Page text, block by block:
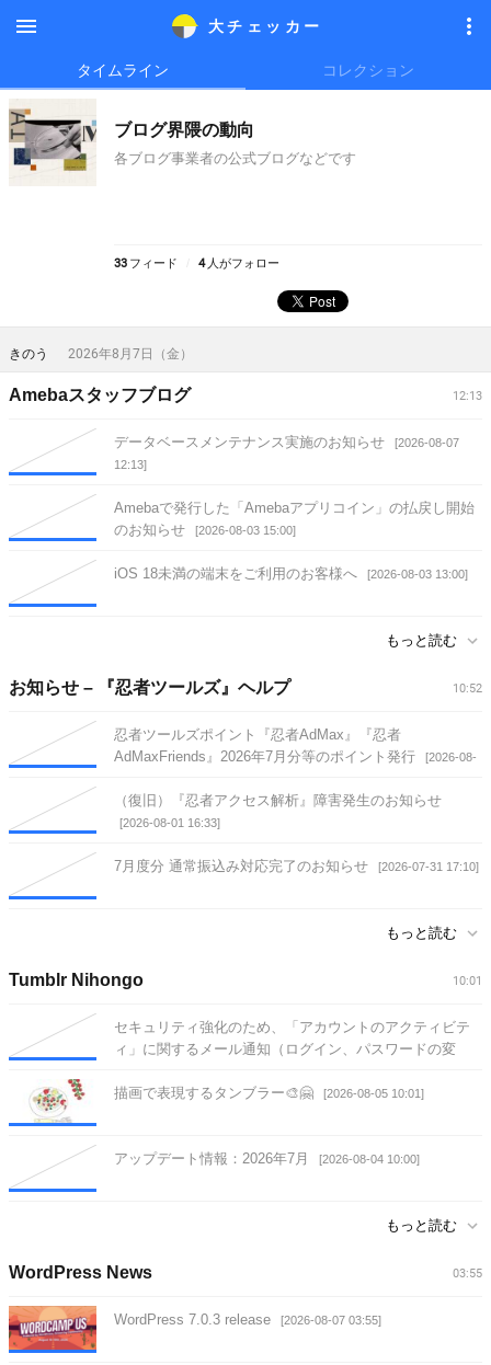
大チェッカ ー
ブログ界隈の動向
各ブログ事業者の公式ブログなどです
33 フィード 4 人がフォロー
タイムライン コレクション
きのう 2026年8月7日（金）
12:13
Amebaスタッフブログ
データベースメンテナンス実施のお知らせ
[2026-08-07
12:13]
Amebaで発行した「Amebaアプリコイン」の払戻し開始
のお知らせ
[2026-08-03 15:00]
iOS 18未満の端末をご利用のお客様へ [2026-08-03 13:00]
もっと読む
10:52
お知らせ – 『忍者ツールズ』ヘルプ
忍者ツールズポイント『忍者AdMax』『忍者
AdMaxFriends』2026年7月分等のポイント発行
[2026-08-
（復旧）『忍者アクセス解析』障害発生のお知らせ
[2026-08-01 16:33]
7月度分 通常振込み対応完了のお知らせ [2026-07-31 17:10]
もっと読む
10:01
Tumblr Nihongo
セキュリティ強化のため、「アカウントのアクティビテ
ィ」に関するメール通知（ログイン、パスワードの変
た。これにより、アカウントの重要な変更について常に
描画で表現するタンブラー🎨🤗 [2026-08-05 10:01]
アップデート情報：2026年7月 [2026-08-04 10:00]
もっと読む
03:55
WordPress News
WordPress 7.0.3 release [2026-08-07 03:55]